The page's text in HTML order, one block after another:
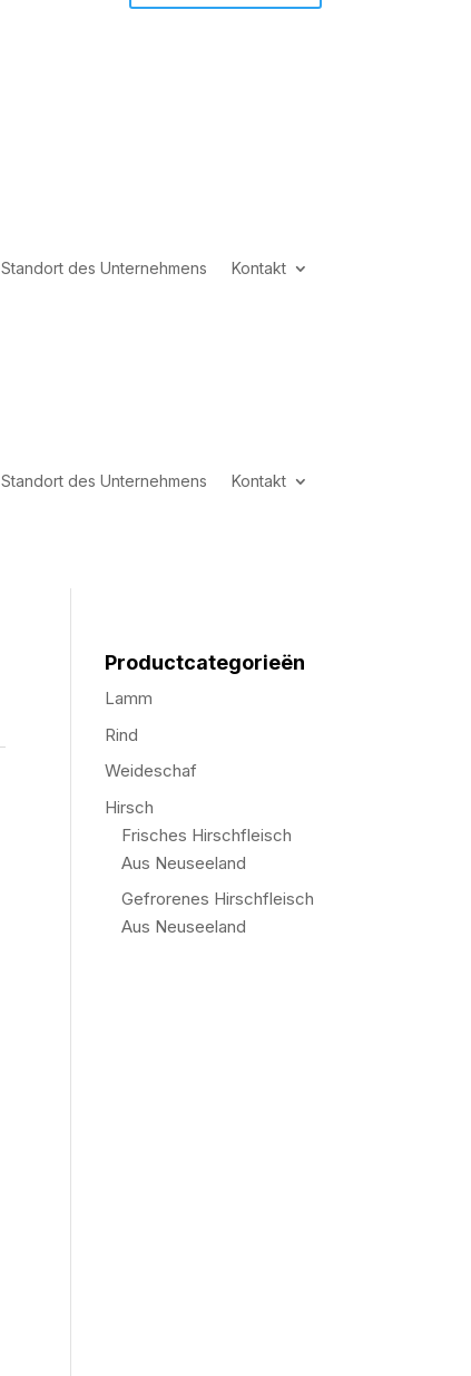
Standort des Unternehmens Kontakt
Standort des Unternehmens Kontakt
Productcategorieën
Lamm
Rind
Weideschaf
Hirsch
Frisches Hirschfleisch
Aus Neuseeland
Gefrorenes Hirschfleisch
Aus Neuseeland